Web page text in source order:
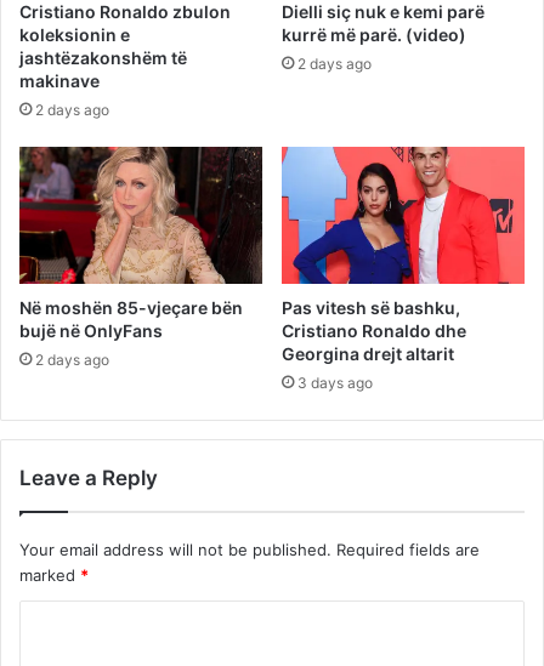
Cristiano Ronaldo zbulon
koleksionin e
jashtëzakonshëm të
makinave
2 days ago
Dielli siç nuk e kemi parë
kurrë më parë. (video)
2 days ago
Në moshën 85-vjeçare bën
bujë në OnlyFans
2 days ago
Pas vitesh së bashku,
Cristiano Ronaldo dhe
Georgina drejt altarit
3 days ago
Leave a Reply
Your email address will not be published. Required fields are
marked *